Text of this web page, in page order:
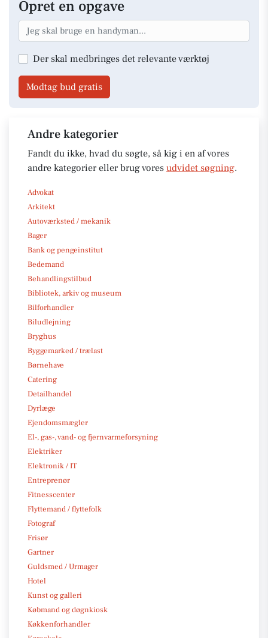
Opret en opgave
Der skal medbringes det relevante værktøj
Modtag bud gratis
Andre kategorier
Fandt du ikke, hvad du søgte, så kig i en af vores
andre kategorier eller brug vores udvidet søgning.
Advokat
Arkitekt
Autoværksted / mekanik
Bager
Bank og pengeinstitut
Bedemand
Behandlingstilbud
Bibliotek, arkiv og museum
Bilforhandler
Biludlejning
Bryghus
Byggemarked / trælast
Børnehave
Catering
Detailhandel
Dyrlæge
Ejendomsmægler
El-, gas-, vand- og fjernvarmeforsyning
Elektriker
Elektronik / IT
Entreprenør
Fitnesscenter
Flyttemand / flyttefolk
Fotograf
Frisør
Gartner
Guldsmed / Urmager
Hotel
Kunst og galleri
Købmand og døgnkiosk
Køkkenforhandler